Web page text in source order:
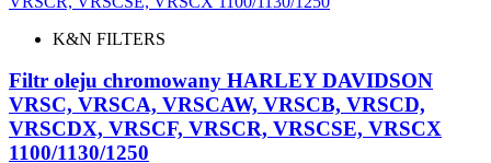
K&N FILTERS
Filtr oleju chromowany HARLEY DAVIDSON
VRSC, VRSCA, VRSCAW, VRSCB, VRSCD,
VRSCDX, VRSCF, VRSCR, VRSCSE, VRSCX
1100/1130/1250